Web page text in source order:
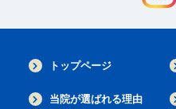
トップページ
当院が選ばれる理由